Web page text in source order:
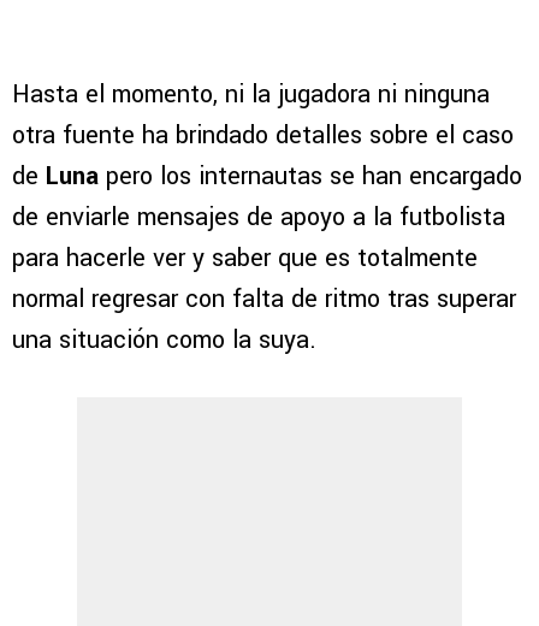
Hasta el momento, ni la jugadora ni ninguna
otra fuente ha brindado detalles sobre el caso
de Luna pero los internautas se han encargado
de enviarle mensajes de apoyo a la futbolista
para hacerle ver y saber que es totalmente
normal regresar con falta de ritmo tras superar
una situación como la suya.